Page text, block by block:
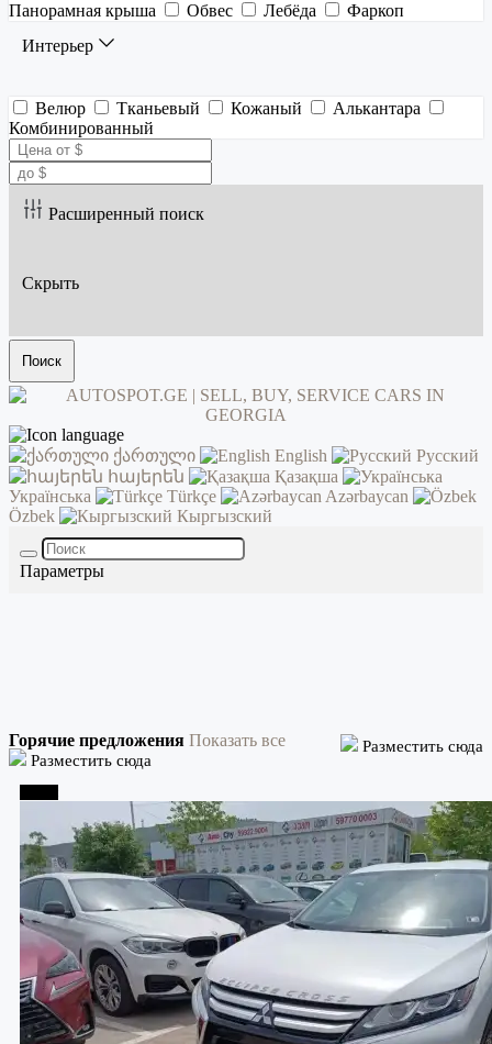
Панорамная крыша
Обвес Лебёда
Фаркоп
Интерьер
Велюр Тканьевый Кожаный
Алькантара
Комбинированный
Расширенный поиск
Скрыть
Поиск
ქართული English
Русский
հայերեն
Қазақша
Українська
Türkçe
Azərbaycan
Özbek
Кыргызский
Параметры
Горячие предложения Показать все
Разместить сюда
Разместить сюда